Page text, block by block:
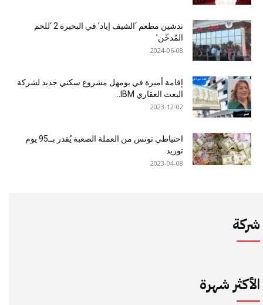
تدشين مطعم ‘الشيف إياد’ في البحيرة 2 ‘للحم
المُدخّن’
2024-06-08
إقامة أميرة في بومهل مشروع سكني جديد لشركة
البعث العقاري IBM...
2023-12-02
احتياطي تونس من العملة الصعبة يُقدر بــ95 يوم
توريد
2023-04-08
شركة
الأكثر شهرة